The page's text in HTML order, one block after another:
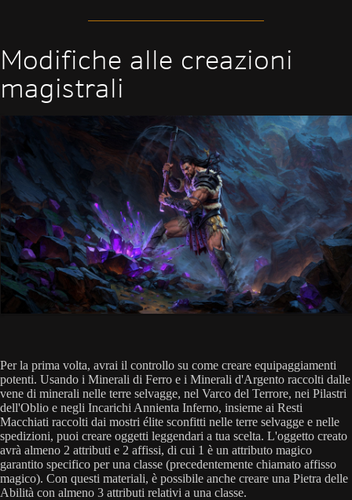
Modifiche alle creazioni
magistrali
Per la prima volta, avrai il controllo su come creare equipaggiamenti
potenti. Usando i Minerali di Ferro e i Minerali d'Argento raccolti dalle
vene di minerali nelle terre selvagge, nel Varco del Terrore, nei Pilastri
dell'Oblio e negli Incarichi Annienta Inferno, insieme ai Resti
Macchiati raccolti dai mostri élite sconfitti nelle terre selvagge e nelle
spedizioni, puoi creare oggetti leggendari a tua scelta. L'oggetto creato
avrà almeno 2 attributi e 2 affissi, di cui 1 è un attributo magico
garantito specifico per una classe (precedentemente chiamato affisso
magico). Con questi materiali, è possibile anche creare una Pietra delle
Abilità con almeno 3 attributi relativi a una classe.